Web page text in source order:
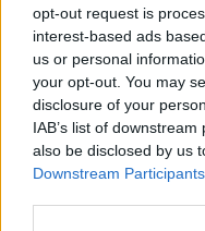
opt-out request is
interest-based ads
us or personal
your opt-out. You may
disclosure of your
IAB’s list of
also be disclosed by us
Downstream Participants
A
T.
rész